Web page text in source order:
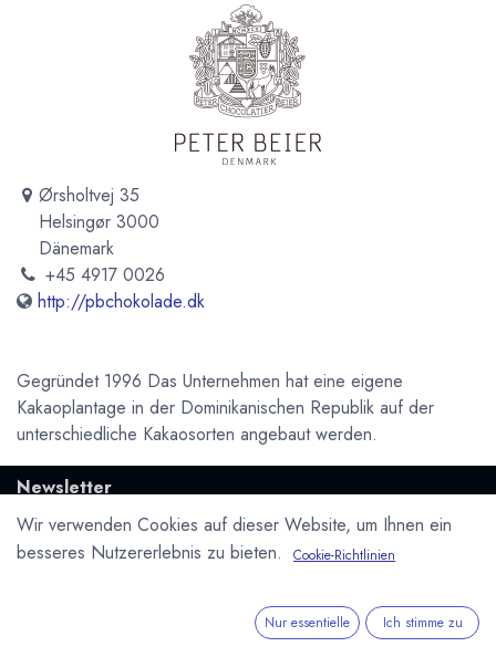
Ørsholtvej 35
Helsingør 3000
Dänemark
+45 4917 0026
http://pbchokolade.dk
Gegründet 1996 Das Unternehmen hat eine eigene
Kakaoplantage in der Dominikanischen Republik auf der
unterschiedliche Kakaosorten angebaut werden.
Newsletter
Kostenlose News - 1 Mal pro Monat:
Datenschutzerklärung &
Wir verwenden Cookies auf dieser Website, um Ihnen ein
besseres Nutzererlebnis zu bieten.
Cookie-Richtlinien
Nur essentielle Ich stimme zu